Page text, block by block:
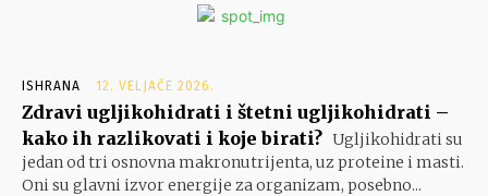
ISHRANA 12. VELJAČE 2026.
Zdravi ugljikohidrati i štetni ugljikohidrati –
kako ih razlikovati i koje birati? Ugljikohidrati su
jedan od tri osnovna makronutrijenta, uz proteine i masti.
Oni su glavni izvor energije za organizam, posebno...